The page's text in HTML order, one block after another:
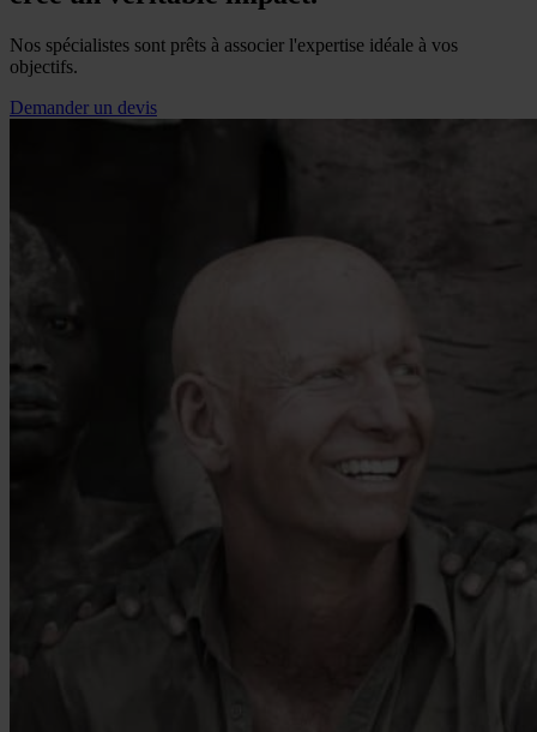
Nos spécialistes sont prêts à associer l'expertise idéale à vos
objectifs.
Demander un devis